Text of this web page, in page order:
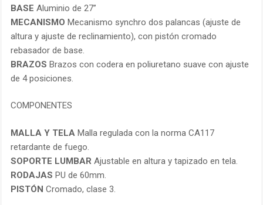
BASE Aluminio de 27”
MECANISMO Mecanismo synchro dos palancas (ajuste de
altura y ajuste de reclinamiento), con pistón cromado
rebasador de base.
BRAZOS Brazos con codera en poliuretano suave con ajuste
de 4 posiciones.
COMPONENTES
MALLA Y TELA Malla regulada con la norma CA117
retardante de fuego.
SOPORTE LUMBAR Ajustable en altura y tapizado en tela.
RODAJAS PU de 60mm.
PISTÓN Cromado, clase 3.